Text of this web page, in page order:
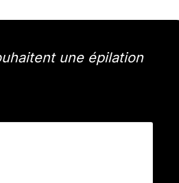
une épilation